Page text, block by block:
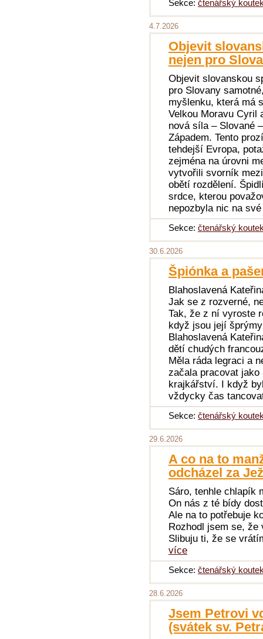
Sekce: čtenářský
4.7.2026
Objevit
nejen pro
Objevit slovanskou
pro Slovany
myšlenku, která má
Velkou Moravu Cyril
nová síla – Slované
Západem. Tento
tehdejší Evropa,
zejména na úrovni
vytvořili svorník
obětí rozdělení.
srdce, kterou
nepozbyla nic na
Sekce: čtenářský
30.6.2026
Špiónka a
Blahoslavená
Jak se z rozverné,
Tak, že z ní vyroste
když jsou její
Blahoslavená
dětí chudých
Měla ráda legraci a
začala pracovat
krajkářství. I když
vždycky čas
Sekce: čtenářský
29.6.2026
A co na to
odcházel za
Sáro, tenhle chlapík
On nás z té bídy
Ale na to potřebuje
Rozhodl jsem se, že
Slibuju ti, že se
více
Sekce: čtenářský
28.6.2026
Jsem Petrovi
(svátek sv.